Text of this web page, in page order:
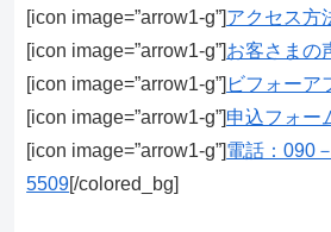
[icon image=”arrow1-g”]アクセス方
[icon image=”arrow1-g”]お客さまの
[icon image=”arrow1-g”] ビフォーア
[icon image=”arrow1-g”]申込フォー
[icon image=”arrow1-g”]電話：090
5509[/colored_bg]